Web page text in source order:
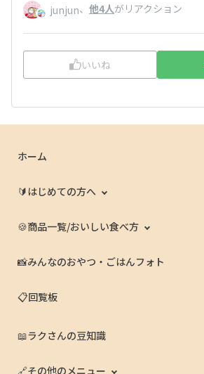
junjun、 他4人がリアクション
いいね
ホーム
🔰はじめての方へ
🍪商品一覧/おいしい食べ方
📸みんなのおやつ・ごはんフォト
📋回覧板
📖ラクさんの豆知識
🔗その他のメニュー